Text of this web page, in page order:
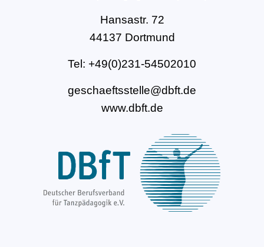
Hansastr. 72
44137 Dortmund
Tel: +49(0)231-54502010
geschaeftsstelle@dbft.de
www.dbft.de